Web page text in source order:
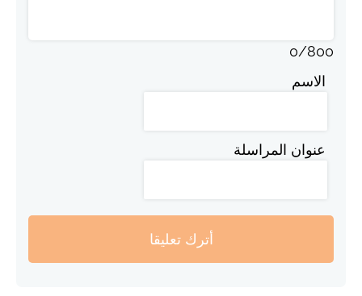
0/800
الاسم
عنوان المراسلة
أترك تعليقا